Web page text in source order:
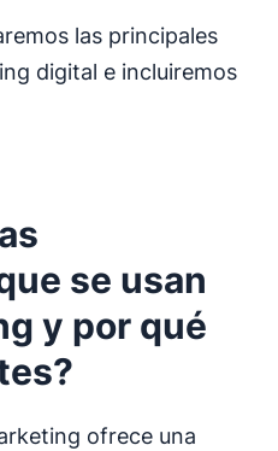
las principales
digital e incluiremos
se usan
y por qué
ofrece una